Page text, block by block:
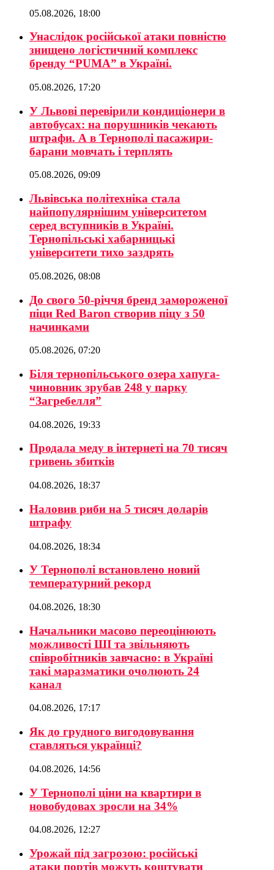
05.08.2026, 18:00
Унаслідок російської атаки повністю
знищено логістичний комплекс
бренду “PUMA” в Україні.
05.08.2026, 17:20
У Львові перевірили кондиціонери в
автобусах: на порушників чекають
штрафи. А в Тернополі пасажири-
барани мовчать і терплять
05.08.2026, 09:09
Львівська політехніка стала
найпопулярнішим університетом
серед вступників в Україні.
Тернопільські хабарницькі
університети тихо заздрять
05.08.2026, 08:08
До свого 50-річчя бренд замороженої
піци Red Baron створив піцу з 50
начинками
05.08.2026, 07:20
Біля тернопільського озера хапуга-
чиновник зрубав 248 у парку
“Загребелля”
04.08.2026, 19:33
Продала меду в інтернеті на 70 тисяч
гривень збитків
04.08.2026, 18:37
Наловив риби на 5 тисяч доларів
штрафу
04.08.2026, 18:34
У Тернополі встановлено новий
температурний рекорд
04.08.2026, 18:30
Начальники масово переоцінюють
можливості ШІ та звільняють
співробітників завчасно: в Україні
такі маразматики очолюють 24
канал
04.08.2026, 17:17
Як до грудного вигодовування
ставляться українці?
04.08.2026, 14:56
У Тернополі ціни на квартири в
новобудовах зросли на 34%
04.08.2026, 12:27
Урожай під загрозою: російські
атаки портів можуть коштувати